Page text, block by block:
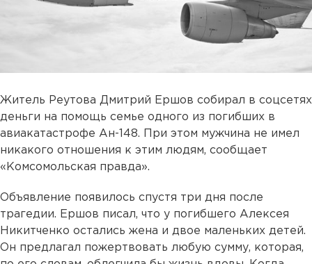
Житель Реутова Дмитрий Ершов собирал в соцсетях
деньги на помощь семье одного из погибших в
авиакатастрофе Ан-148. При этом мужчина не имел
никакого отношения к этим людям, сообщает
«Комсомольская правда».
Объявление появилось спустя три дня после
трагедии. Ершов писал, что у погибшего Алексея
Никитченко остались жена и двое маленьких детей.
Он предлагал пожертвовать любую сумму, которая,